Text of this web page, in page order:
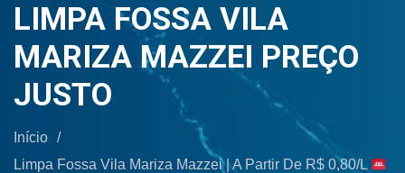
LIMPA FOSSA VILA
MARIZA MAZZEI PREÇO
JUSTO
Início /
Limpa Fossa Vila Mariza Mazzei | A Partir De R$ 0,80/L